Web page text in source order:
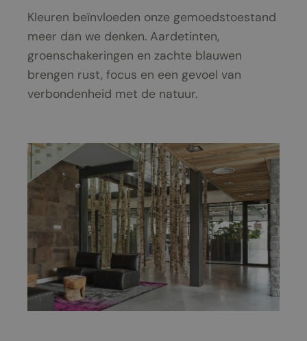
Kleuren beïnvloeden onze gemoedstoestand
meer dan we denken. Aardetinten,
groenschakeringen en zachte blauwen
brengen rust, focus en een gevoel van
verbondenheid met de natuur.